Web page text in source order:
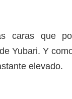
caras que
Yubari. Y
elevado.